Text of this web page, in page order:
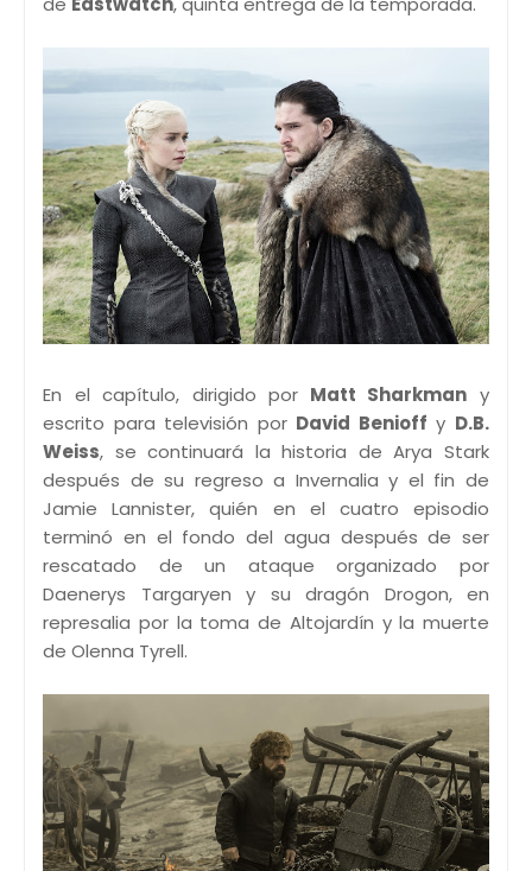
En el capítulo, dirigido por Matt Sharkman y
escrito para televisión por David Benioff y D.B.
Weiss, se continuará la historia de Arya Stark
después de su regreso a Invernalia y el fin de
Jamie Lannister, quién en el cuatro episodio
terminó en el fondo del agua después de ser
rescatado de un ataque organizado por
Daenerys Targaryen y su dragón Drogon, en
represalia por la toma de Altojardín y la muerte
de Olenna Tyrell.